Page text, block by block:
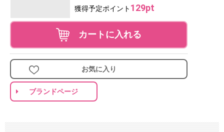
獲得予定ポイント 129pt
カートに入れる
お気に入り
ブランドページ